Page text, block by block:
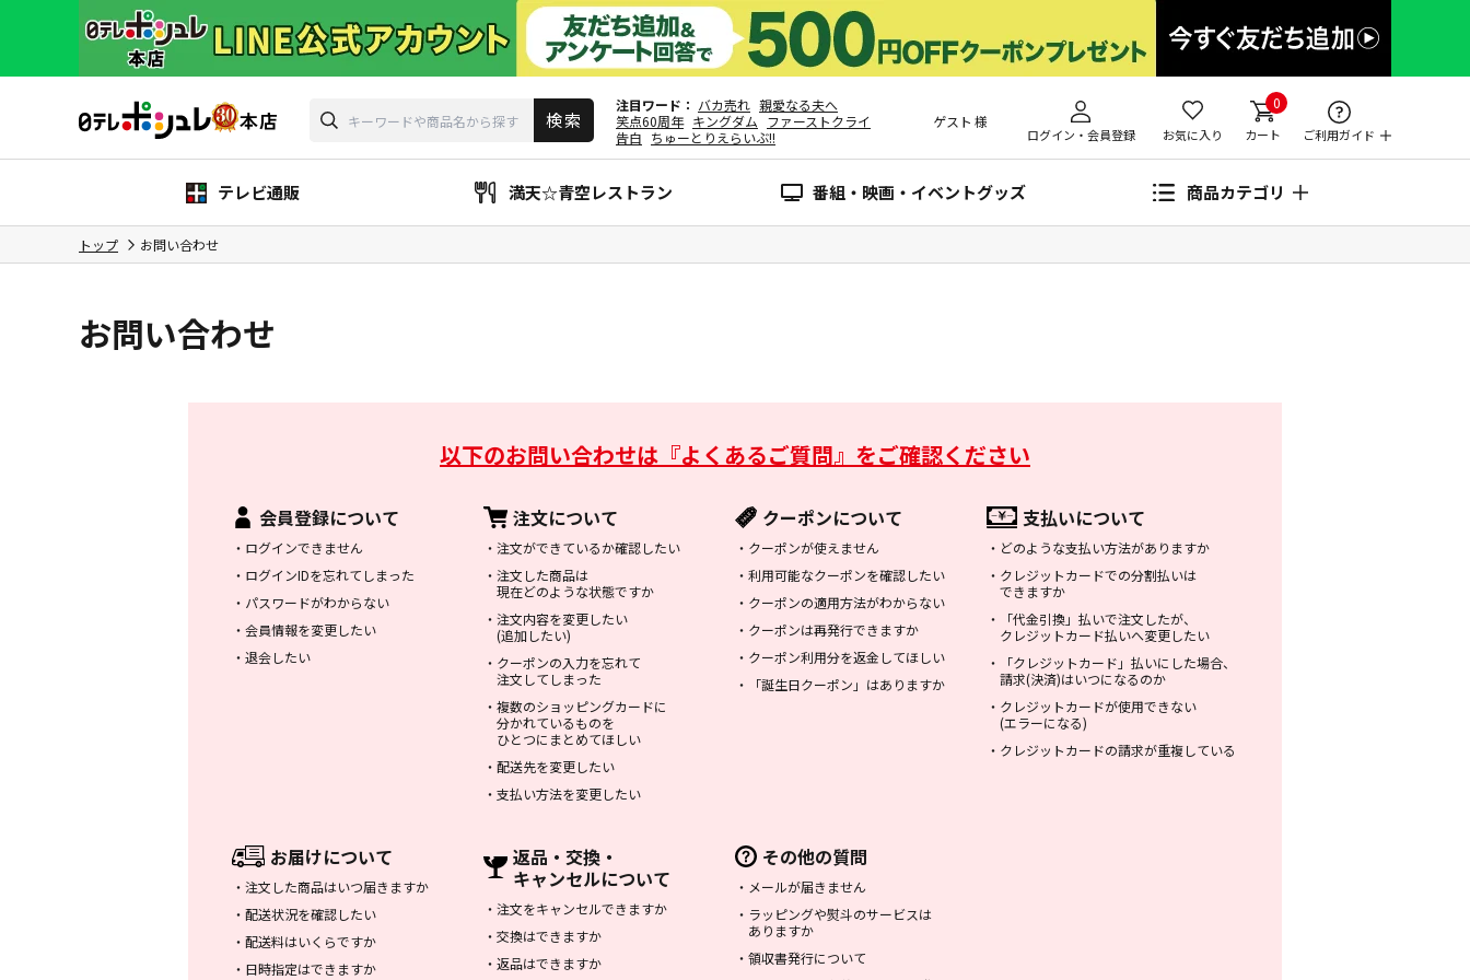
注目ワード バカ売れ 親愛なる夫へ
笑点60周年 キングダム ファーストクライ
告白 ちゅーとりえらいぶ!!
ゲスト 様
ログイン・会員登録 お気に入り
0
カート ご利用ガイド
テレビ通販 満天☆青空レストラン 番組・映画・イベントグッズ 商品カテゴリ
トップ お問い合わせ
お問い合わせ
以下のお問い合わせは 『よくあるご質問』をご確認ください
会員登録について
・ ログインできません
・ ログインIDを忘れてしまった
・ パスワードがわからない
・ 会員情報を変更したい
・ 退会したい
注文について
・ 注文ができているか確認したい
・ 注文した商品は
現在どのような状態ですか
・ 注文内容を変更したい
(追加したい)
・ クーポンの入力を忘れて
注文してしまった
・ 複数のショッピングカードに
分かれているものを
ひとつにまとめてほしい
・ 配送先を変更したい
・ 支払い方法を変更したい
クーポンについて
・ クーポンが使えません
・ 利用可能なクーポンを確認したい
・ クーポンの適用方法がわからない
・ クーポンは再発行できますか
・ クーポン利用分を返金してほしい
・
「誕生日クーポン」はありますか
支払いについて
・ どのような支払い方法がありますか
・ クレジットカードでの分割払いは
できますか
・
「代金引換」払いで注文したが、
クレジットカード払いへ変更したい
・
「クレジットカード」払いにした場合、
請求(決済)はいつになるのか
・ クレジットカードが使用できない
(エラーになる)
・ クレジットカードの請求が重複している
お届けについて
・ 注文した商品はいつ届きますか
・ 配送状況を確認したい
・ 配送料はいくらですか
・ 日時指定はできますか
返品・交換・
キャンセルについて
・ 注文をキャンセルできますか
・ 交換はできますか
・ 返品はできますか
その他の質問
・ メールが届きません
・ ラッピングや熨斗のサービスは
ありますか
・ 領収書発行について